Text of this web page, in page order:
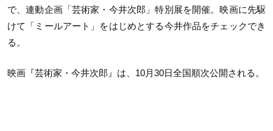
で、連動企画「芸術家・今井次郎」特別展を開催。映画に先駆
けて「ミールアート」をはじめとする今井作品をチェックでき
る。
映画『芸術家・今井次郎』は、10月30日全国順次公開される。